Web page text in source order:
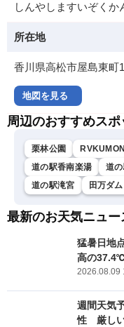
しんやしますいぞくか
所在地
香川県高松市屋島東町
地図を見る
周辺のおすすめスポ
栗林公園
道の駅香南楽湯
道
道の駅滝宮
田万ダム
最新のお天気ニュー
猛暑日地
高の37.4℃
2026.08.09
週間天気
性 厳しい